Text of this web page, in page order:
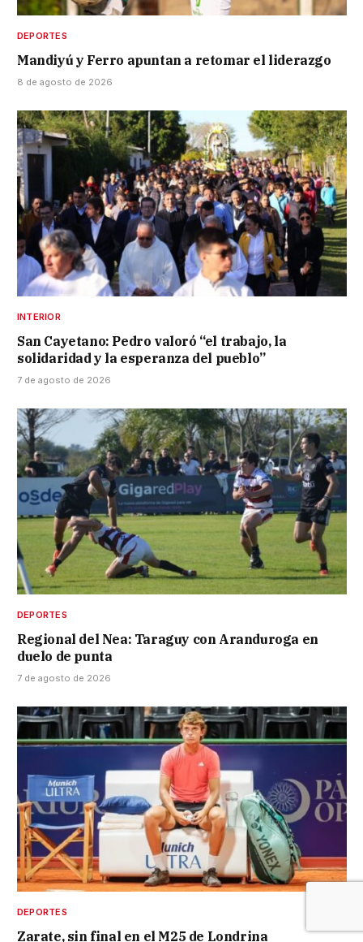
DEPORTES
Mandiyú y Ferro apuntan a retomar el liderazgo
8 de agosto de 2026
INTERIOR
San Cayetano: Pedro valoró “el trabajo, la
solidaridad y la esperanza del pueblo”
7 de agosto de 2026
DEPORTES
Regional del Nea: Taraguy con Aranduroga en
duelo de punta
7 de agosto de 2026
DEPORTES
Zarate, sin final en el M25 de Londrina